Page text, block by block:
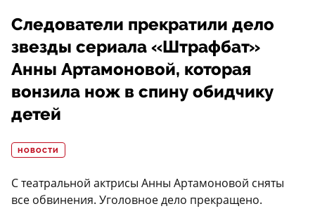
Следователи прекратили дело
звезды сериала «Штрафбат»
Анны Артамоновой, которая
вонзила нож в спину обидчику
детей
НОВОСТИ
С театральной актрисы Анны Артамоновой сняты
все обвинения. Уголовное дело прекращено.